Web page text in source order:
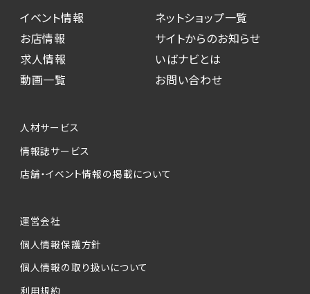
イベント情報
お店情報
求人情報
動画一覧
ネットショップ一覧
サイトからのお知らせ
いばナビとは
お問い合わせ
人材サービス
情報誌サービス
店舗・イベント情報の掲載について
運営会社
個人情報保護方針
個人情報の取り扱いについて
利用規約